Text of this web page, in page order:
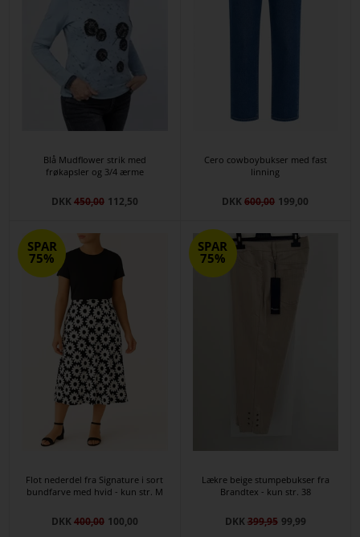
Blå Mudflower strik med
frøkapsler og 3/4 ærme
DKK450,00 112,50
Cero cowboybukser med fast
linning
DKK600,00 199,00
SPAR
75%
Flot nederdel fra Signature i sort
bundfarve med hvid - kun str. M
DKK400,00 100,00
SPAR
75%
Lækre beige stumpebukser fra
Brandtex - kun str. 38
DKK399,95 99,99